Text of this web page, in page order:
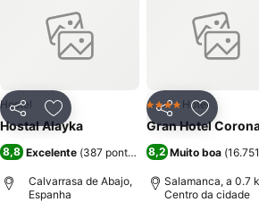
PartilharAdicionar aos favoritos
Hostel
Hostal Alayka
8,8 Excelente (387 pontuações)
Calvarrasa de Abajo,
Espanha
Partilhar
4 EstrelasHotel
Gran Hotel
8,2 Muito boa (
Salamanca, a 0.7
Centro da cidade